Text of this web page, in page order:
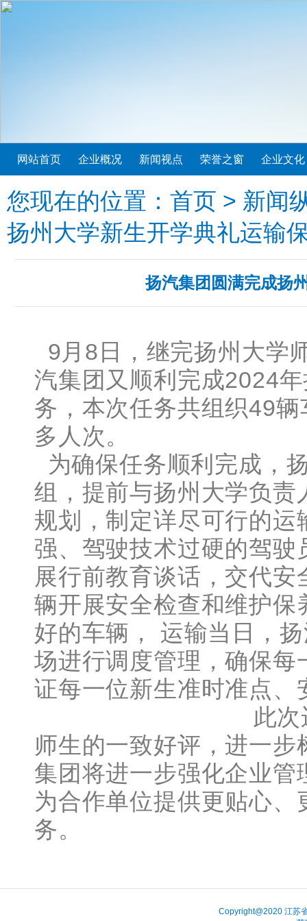
网站首页 企业概况 新闻视点 荣誉之窗 企业文化
您现在的位置： 首页 > 新闻
扬州大学新生开学典礼运输
扬汽集团圆满完成扬
9月8日，继完扬州大学
汽集团又顺利完成2024
务，本次任务共组织49
多人次。
为确保任务顺利完成，
组，提前与扬州大学负
规划，制定详尽可行的
强、驾驶技术过硬的驾
展行前教育谈话，交代
辆开展安全检查和维护
好的车辆， 运输当日，
场进行调度管理，确保
证每一位新生准时准点
此
师生的一致好评，进一
集团将进一步强化企业
为合作单位提供更贴心
务。
Copyright@2020 江苏